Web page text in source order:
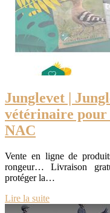
Junglevet |
vétérinaire pour
NAC
Vente en ligne de
rongeur… Livraison
protéger la…
Lire la suite